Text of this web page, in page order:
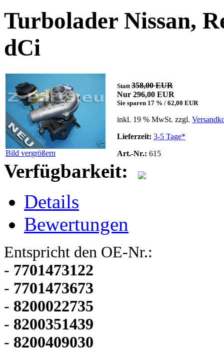
Turbolader Nissan,
dCi
Bild vergrößern
Statt358,00 EUR
Nur 296,00 EUR
Sie sparen 17 % / 62,00 EUR
inkl. 19 % MwSt. zzgl.
Lieferzeit: 3-5 Tage*
Art.-Nr.: 615
Verfügbarkeit:
Details
Bewertungen
Entspricht den OE-Nr.:
- 7701473122
- 7701473673
- 8200022735
- 8200351439
- 8200409030